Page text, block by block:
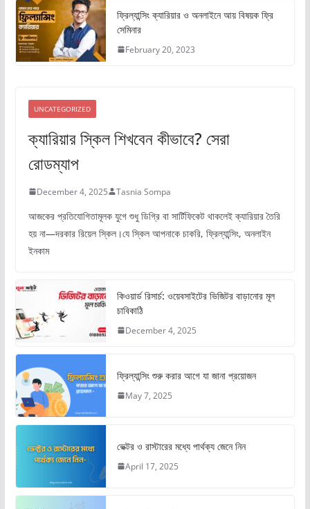
ফ্রিল্যান্সিং ক্যারিয়ার ও অনলাইনে আয় বিষয়ক ফ্রি
সেমিনার
February 20, 2023
UNCATEGORIZED
ক্যারিয়ার স্কিল শিখবেন কীভাবে? সেরা
রোডম্যাপ
December 4, 2025 Tasnia Sompa
আজকের প্রতিযোগিতামূলক যুগে শুধু ডিগ্রি বা সার্টিফিকেট থাকলেই ক্যারিয়ার তৈরি
হয় না—দরকার রিয়েল স্কিল।যে স্কিল আপনাকে চাকরি, ফ্রিল্যান্সিং, অনলাইন
ইনকাম
কিওয়ার্ড রিসার্চ: ওয়েবসাইটের ভিজিটর বাড়ানোর মূল
চাবিকাঠি
December 4, 2025
ফ্রিল্যান্সিং শুরু করার আগে যা জানা প্রয়োজন
May 7, 2025
ভেক্টর ও রাস্টারের মধ্যে পার্থক্য জেনে নিন
April 17, 2025